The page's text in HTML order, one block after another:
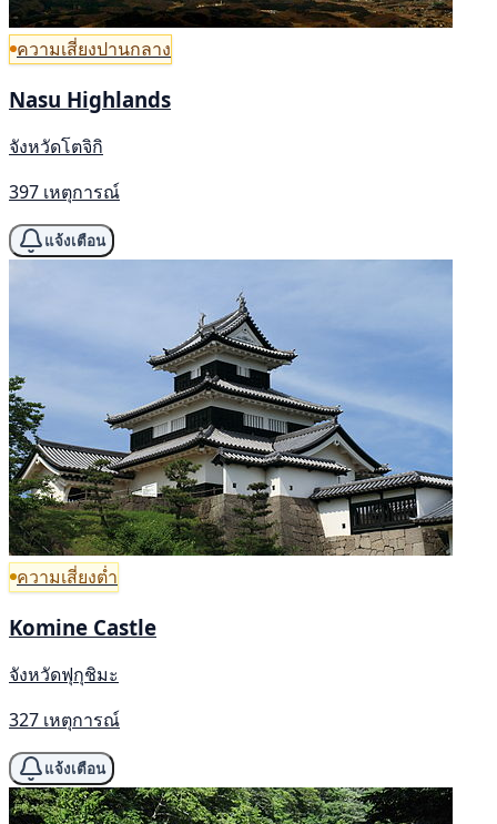
ความเสี่ยงปานกลาง
Nasu Highlands
จังหวัดโตจิกิ
397 เหตุการณ์
แจ้งเตือน
ความเสี่ยงต่ำ
Komine Castle
จังหวัดฟุกุชิมะ
327 เหตุการณ์
แจ้งเตือน